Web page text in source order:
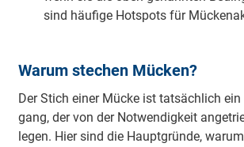
sind häu­fi­ge Hot­spots für
Warum stechen Mücken?
Der Stich ei­ner Mü­cke ist tat­säch­lich
gang, der von der Not­wen­dig­keit
le­gen. Hier sind die Haupt­grün­de,